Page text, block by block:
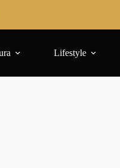
Lifestyle